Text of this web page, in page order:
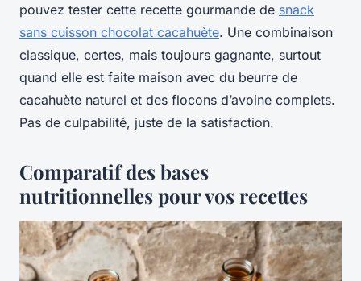
pouvez tester cette recette gourmande de snack
sans cuisson chocolat cacahuète. Une combinaison
classique, certes, mais toujours gagnante, surtout
quand elle est faite maison avec du beurre de
cacahuète naturel et des flocons d’avoine complets.
Pas de culpabilité, juste de la satisfaction.
Comparatif des bases
nutritionnelles pour vos recettes